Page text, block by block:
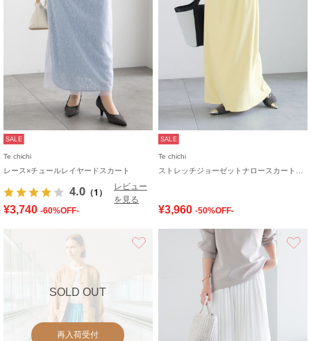
SALE
Te chichi
レース×チュールレイヤードスカート
4.0 （1）
レビュー
を見る
¥3,740 -60%OFF-
SALE
Te chichi
¥3,960 -50%OFF-
SOLD OUT
再入荷受付